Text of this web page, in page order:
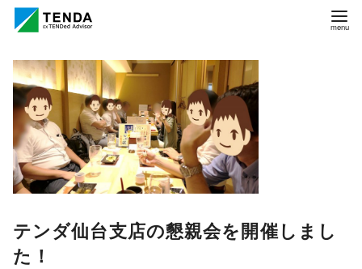
テンダ仙台支店の懇親会を開催しまし
た！